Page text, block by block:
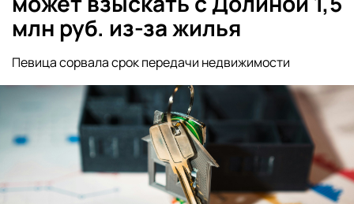
млн руб. из-за жилья
Певица сорвала срок передачи недвижимости